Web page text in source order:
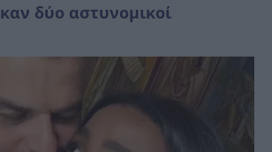
δύο αστυνομικοί